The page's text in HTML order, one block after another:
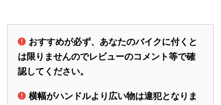
おすすめが必ず、あなたのバイクに付くと
は限りませんのでレビューのコメント等で確
認してください。
横幅がハンドルより広い物は違犯となりま